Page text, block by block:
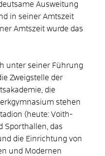
Ausweitung
in seiner Amtszeit
Amtszeit wurde das
unter seiner Führung
Zweigstelle der
die
stehen
(heute: Voith-
Sporthallen, das
die Einrichtung von
und Modernen